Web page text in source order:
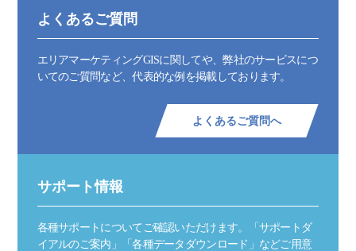
よくあるご質問
エリアマーケティングGISに関してや、弊社のサービスにつ
いてのご質問など、代表的な例を掲載しております。
よくあるご質問へ
サポート情報
各種サポートについてご確認いただけます。「サポートダ
イアルのご案内」「各種データダウンロード」などご用意